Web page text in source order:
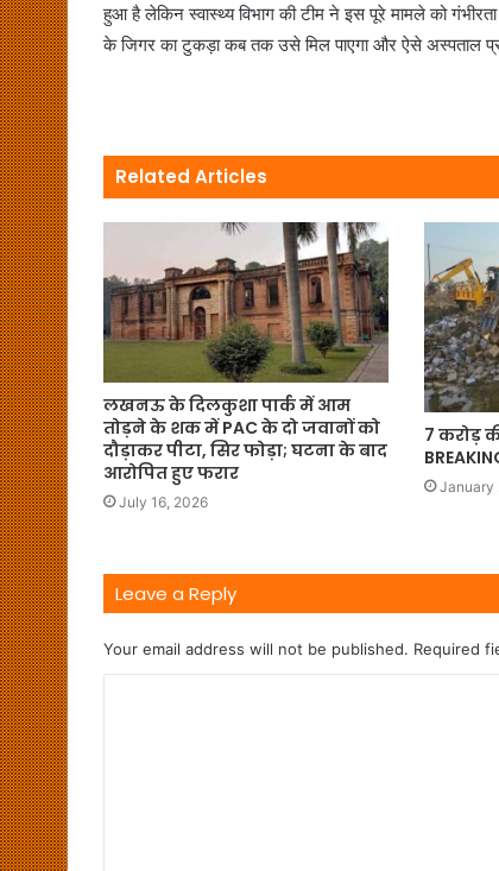
हुआ है लेकिन स्वास्थ्य विभाग की टीम ने इस पूरे मामले को
के जिगर का टुकड़ा कब तक उसे मिल पाएगा और ऐसे अस्पताल
Related Articles
लखनऊ के दिलकुशा पार्क में आम
तोड़ने के शक में PAC के दो जवानों को
दौड़ाकर पीटा, सिर फोड़ा; घटना के बाद
आरोपित हुए फरार
July 16, 2026
7 करोड़
January
Leave a Reply
Your email address will not be published. Required